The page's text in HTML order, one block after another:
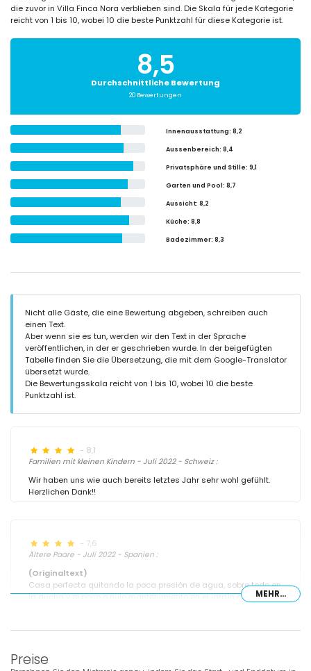
die zuvor in Villa Finca Nora verblieben sind. Die Skala für jede Kategorie
reicht von 1 bis 10, wobei 10 die beste Punktzahl für diese Kategorie ist.
8,5
Durchschnittliche Bewertung
20 Bewertungen
Innenausstattung: 8,2
Aussenbereich: 8,4
Privatsphäre und Stille: 9,1
Garten und Pool: 8,7
Aussicht: 8,2
Küche: 8,8
Badezimmer: 8,3
Nicht alle Gäste, die eine Bewertung abgeben, schreiben auch
einen Text.
Aber wenn sie es tun, werden wir den Text in der Sprache
veröffentlichen, in der er geschrieben wurde. In der beigefügten
Tabelle finden Sie die Übersetzung, die mit dem Google-Translator
übersetzt wurde.
Die Bewertungsskala reicht von 1 bis 10, wobei 10 die beste
Punktzahl ist.
- 8,1
Familien mit kleinen Kindern - Juli 2022 - Schweiz :
Wir haben uns wie auch bereits letztes Jahr sehr wohl gefühlt.
Herzlichen Dank!!
- 7,6
Ältere Paare - Juli 2022 - Spanien :
(Originaltext)
Casa perfecta quitando la poca presión de agua, sobre todo en
la ducha y el poco o nulo mantenimiento en el jardín donde los
Perfektes Haus, das den niedrigen Wasserdruck entfernt,
besonders in der Dusche, und die wenig oder gar keine Pflege im
MEHR...
Preise